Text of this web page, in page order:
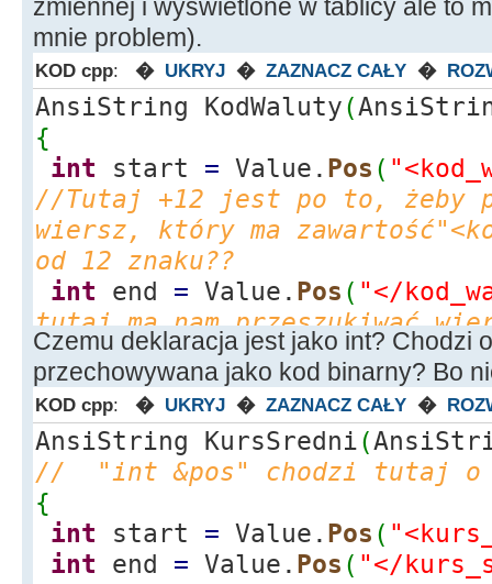
----------------------------
__fastcallTForm1
:TForm (Owner)
{
}
----------------------------
AnsiString ReadFileURL
AnsiString result= "";
HINTERNET hSession = NULL;
hSession=InternetOpenA(
INTERNET_OPEN_TYPE_DIRECT,
if(hSession)
{
HINTERNET hService
hService = InternetOpenUrlA
Url. c_str ( , NULL , 0, 0, 0)
zmiennej i wyświetlone w tablicy ale to
mnie problem).
KOD cpp: � UKRYJ � ZAZNACZ CAŁY �
AnsiString KodWaluty(
{
int start = Value. Pos (
//Tutaj +12 jest po to, żeby
wiersz, który ma
od 12 znaku??
int end = Value. Pos ( "</
tutaj ma nam przeszukiwać
zawartość"</kod_waluty>" ale
start czyli pierwsze 12
returnValue.SubString(
polecenie które mam nam
pomiędzy właśnie startem a
Czemu deklaracja jest jako int? Chodzi
przechowywana jako kod binarny? Bo
KOD cpp: � UKRYJ � ZAZNACZ CAŁY �
AnsiString KursSredni(
// "int &pos" chodzi tutaj o
{
int start = Value. Pos (
int end = Value. Pos ( "</